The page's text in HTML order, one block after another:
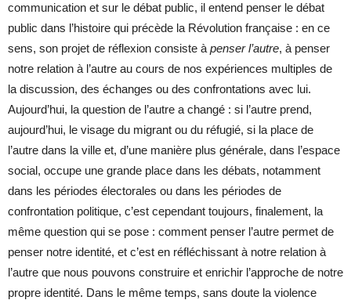
communication et sur le débat public, il entend penser le débat
public dans l’histoire qui précède la Révolution française : en ce
sens, son projet de réflexion consiste à penser l’autre, à penser
notre relation à l’autre au cours de nos expériences multiples de
la discussion, des échanges ou des confrontations avec lui.
Aujourd’hui, la question de l’autre a changé : si l’autre prend,
aujourd’hui, le visage du migrant ou du réfugié, si la place de
l’autre dans la ville et, d’une manière plus générale, dans l’espace
social, occupe une grande place dans les débats, notamment
dans les périodes électorales ou dans les périodes de
confrontation politique, c’est cependant toujours, finalement, la
même question qui se pose : comment penser l’autre permet de
penser notre identité, et c’est en réfléchissant à notre relation à
l’autre que nous pouvons construire et enrichir l’approche de notre
propre identité. Dans le même temps, sans doute la violence